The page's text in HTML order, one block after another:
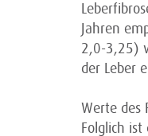
Jahren
2,0-3,25)
der Leber
Werte des
Folglich